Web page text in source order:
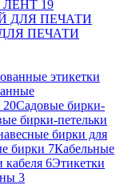
ЛЕНТ 19
ПЕЧАТИ
20Садовые бирки-
бирки-петельки
бирки для
бирки 7Кабельные
кабеля 6Этикетки
3